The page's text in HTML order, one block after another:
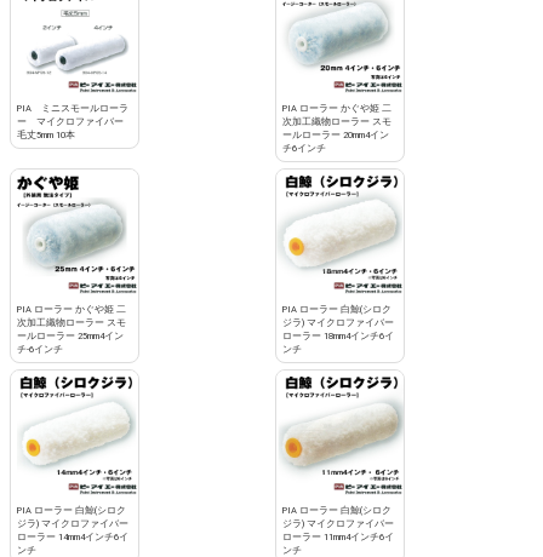
PIA ミニスモールローラ
ー マイクロファイバー
毛丈5mm 10本
PIA ローラー かぐや姫 二
次加工織物ローラー スモ
ールローラー 20mm4イン
チ6インチ
PIA ローラー かぐや姫 二
次加工織物ローラー スモ
ールローラー 25mm4イン
チ-6インチ
PIA ローラー 白鯨(シロク
ジラ) マイクロファイバー
ローラー 18mm4インチ6イ
ンチ
PIA ローラー 白鯨(シロク
ジラ) マイクロファイバー
ローラー 14mm4インチ6イ
ンチ
PIA ローラー 白鯨(シロク
ジラ) マイクロファイバー
ローラー 11mm4インチ6イ
ンチ